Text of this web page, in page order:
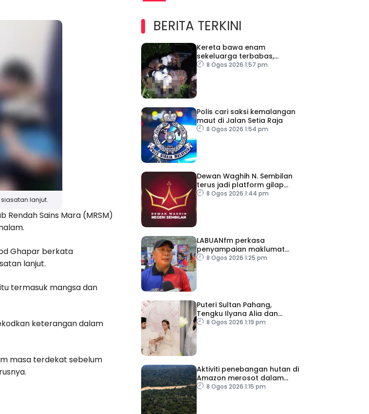
siasatan lanjut.
Sains Mara (MRSM)
Ghapar berkata
lanjut.
termasuk mangsa dan
keterangan dalam
masa terdekat sebelum
BERITA TERKINI
Kereta bawa enam
sekeluarga terbabas,
pemandu maut
8 Ogos 2026 1:57 pm
Polis cari saksi kemalangan
maut di Jalan Setia Raja
8 Ogos 2026 1:54 pm
Dewan Waghih N. Sembilan
terus jadi platform gilap
kepimpinan belia
8 Ogos 2026 1:44 pm
LABUANfm perkasa
penyampaian maklumat
menerusi siaran luar RDL
8 Ogos 2026 1:25 pm
Puteri Sultan Pahang,
Tengku Ilyana Alia dan
pasangan selamat
8 Ogos 2026 1:19 pm
Aktiviti penebangan hutan di
Amazon merosot dalam
tempoh sedekad
8 Ogos 2026 1:15 pm